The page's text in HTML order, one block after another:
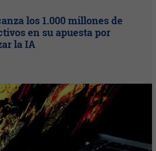
los 1.000 millones de
en su apuesta por
la IA